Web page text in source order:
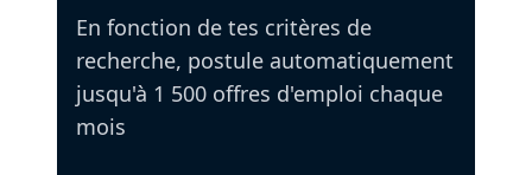
En fonction de tes critères de
recherche, postule automatiquement
jusqu'à 1 500 offres d'emploi chaque
mois